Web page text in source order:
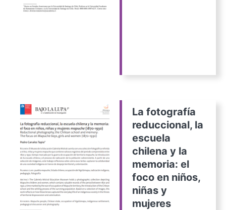
La fotografía
reduccional, la
escuela
chilena y la
memoria: el
foco en niños,
niñas y
mujeres